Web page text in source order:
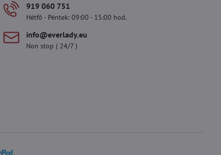
919 060 751
Hétfő - Péntek: 09:00 - 15:00 hod.
info​@everlady​.eu
Non stop ( 24/7 )